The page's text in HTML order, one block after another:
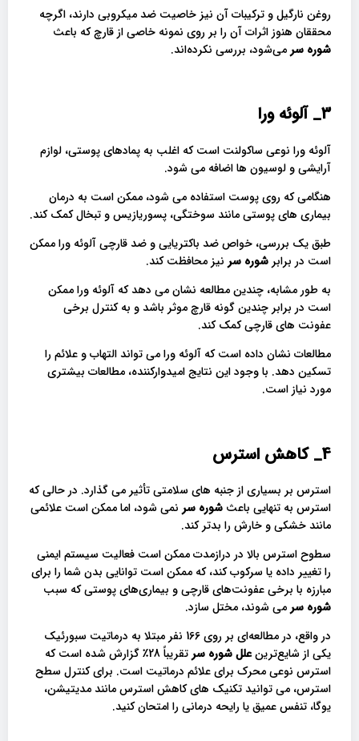
روغن نارگیل و ترکیبات آن نیز خاصیت ضد میکروبی دارند، اگرچه
محققان هنوز اثرات آن را بر روی نمونه خاصی از قارچ که باعث
شوره سر می‌شود، بررسی نکرده‌اند.
3_ آلوئه ورا
آلوئه ورا نوعی ساکولنت است که اغلب به پمادهای پوستی، لوازم
آرایشی و لوسیون ها اضافه می شود.
هنگامی که روی پوست استفاده می شود، ممکن است به درمان
بیماری های پوستی مانند سوختگی، پسوریازیس و تبخال کمک کند.
طبق یک بررسی، خواص ضد باکتریایی و ضد قارچی آلوئه ورا ممکن
است در برابر شوره سر نیز محافظت کند.
به طور مشابه، چندین مطالعه نشان می دهد که آلوئه ورا ممکن
است در برابر چندین گونه قارچ موثر باشد و به کنترل برخی
عفونت های قارچی کمک کند.
مطالعات نشان داده است که آلوئه ورا می تواند التهاب و علائم را
تسکین دهد. با وجود این نتایج امیدوارکننده، مطالعات بیشتری
مورد نیاز است.
4_ کاهش استرس
استرس بر بسیاری از جنبه های سلامتی تأثیر می گذارد. در حالی که
استرس به تنهایی باعث شوره سرنمی شود، اما ممکن است علائمی
مانند خشکی و خارش را بدتر کند.
سطوح استرس بالا در درازمدت ممکن است فعالیت سیستم ایمنی
را تغییر داده یا سرکوب کند، که ممکن است توانایی بدن شما را برای
مبارزه با برخی عفونت‌های قارچی و بیماری‌های پوستی که سبب
شوره سرمی شوند، مختل سازد.
در واقع، در مطالعه‌ای بر روی 166 نفر مبتلا به درماتیت سبورئیک
یکی از شایع‌ترینعلل شوره سر
تقریباً 28٪ گزارش شده است که
استرس نوعی محرک برای علائم درماتیت است. برای کنترل سطح
استرس، می توانید تکنیک های کاهش استرس مانند مدیتیشن،
یوگا، تنفس عمیق یا رایحه درمانی را امتحان کنید.